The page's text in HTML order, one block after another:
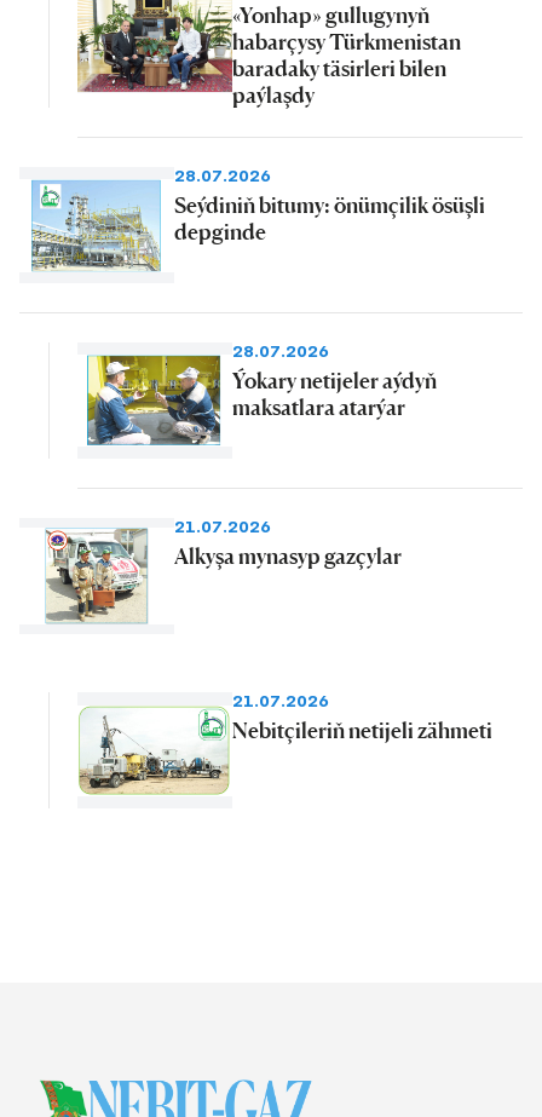
«Yonhap» gullugynyň
habarçysy Türkmenistan
baradaky täsirleri bilen
paýlaşdy
28.07.2026
Seýdiniň bitumy: önümçilik ösüşli
depginde
28.07.2026
Ýokary netijeler aýdyň
maksatlara atarýar
21.07.2026
Alkyşa mynasyp gazçylar
21.07.2026
Nebitçileriň netijeli zähmeti